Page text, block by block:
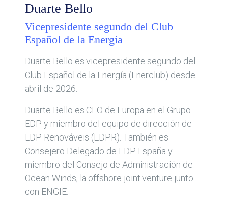
Duarte Bello
Vicepresidente segundo del Club
Español de la Energía
Duarte Bello es vicepresidente segundo del
Club Español de la Energía (Enerclub) desde
abril de 2026.
Duarte Bello es CEO de Europa en el Grupo
EDP y miembro del equipo de dirección de
EDP Renováveis (EDPR). También es
Consejero Delegado de EDP España y
miembro del Consejo de Administración de
Ocean Winds, la offshore joint venture junto
con ENGIE.